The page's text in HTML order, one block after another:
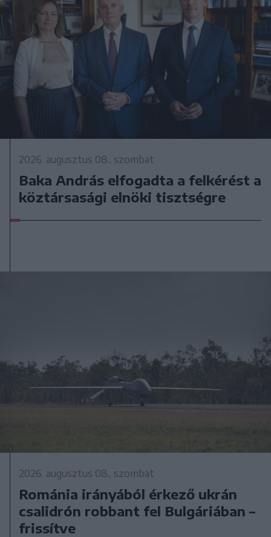
2026. augusztus 08., szombat
Baka András elfogadta a felkérést a
köztársasági elnöki tisztségre
2026. augusztus 08., szombat
Románia irányából érkező ukrán
csalidrón robbant fel Bulgáriában –
frissítve